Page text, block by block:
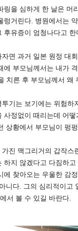
로그
링을 심하게 한 날은 머
렁거린다. 병원에서는
후유증이 엄청나다고 한
면 과거 일본 원정 대
에 부모님께서는 내가
치른 후 부모님께서 왜
기는 보기에는 위험
사정없이 때리는데 어
상황에서 부모님이 펑
진 맥그리거의 갑작
하지 않겠다고 다짐하
에 찾아오는 우울한 감
니다. 그의 심리적이고
서 볼 수 있길 바란다.